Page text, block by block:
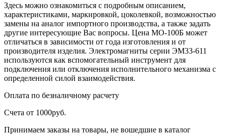
Здесь можно ознакомиться с подробным описанием,
характеристиками, маркировкой, цоколевкой, возможностью
замены на аналог импортного производства, а также задать
другие интересующие Вас вопросы. Цена МО-100Б может
отличаться в зависимости от года изготовления и от
производителя изделия. Электромагниты серии ЭМ33-611
используются как вспомогательный инструмент для
подключения или отключения исполнительного механизма с
определенной силой взаимодействия.
Оплата по безналичному расчету
Счета от 1000руб.
Принимаем заказы на товары, не вошедшие в каталог